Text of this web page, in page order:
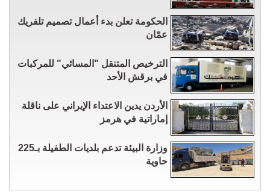
الحكومة تعلن بدء أعمال تصميم تلفريك
عمّان
الترخيص المتنقل "المسائي" للمركبات
في برقش الأحد
الأردن يدين الاعتداء الإيراني على ناقلة
إماراتية في هرمز
وزارة البيئة تدعم بلديات الطفيلة بـ225
حاوية